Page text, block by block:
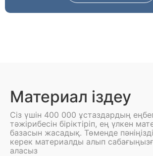
Материал іздеу
Сіз үшін 400 000 ұстаздардың
тәжірибесін біріктіріп, ең үлкен
базасын жасадық. Төменде пәніңізді
керек материалды алып
аласыз